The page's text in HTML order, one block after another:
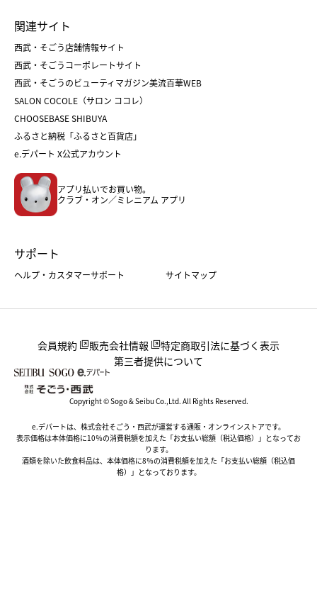
父の日
クリスマスケーキ
ホワイトデー
菓子折り
和菓子
人気のギフト
バレンタイン
ホワイトデー
おせち
フード
ホーム・キッチン＆アート
関連サイト
西武・そごう店舗情報サイト
西武・そごうコーポレートサイト
西武・そごうのビューティマガジン美流百華WEB
SALON COCOLE（サロン ココレ）
CHOOSEBASE SHIBUYA
ふるさと納税「ふるさと百貨店」
e.デパート X公式アカウント
アプリ払いでお買い物。
クラブ・オン／ミレニアム アプリ
サポート
ヘルプ・カスタマーサポート サイトマップ
会員規約 販売会社情報
特定商取引法に基づく表示
第三者提供について
Copyright © Sogo & Seibu Co.,Ltd. All Rights Reserved.
e.デパートは、株式会社そごう・西武が運営する通販・オンラインストアです。
表示価格は本体価格に10％の消費税額を加えた「お支払い総額（税込価格）」となってお
ります。
酒類を除いた飲食料品は、本体価格に8％の消費税額を加えた「お支払い総額（税込価
格）」となっております。